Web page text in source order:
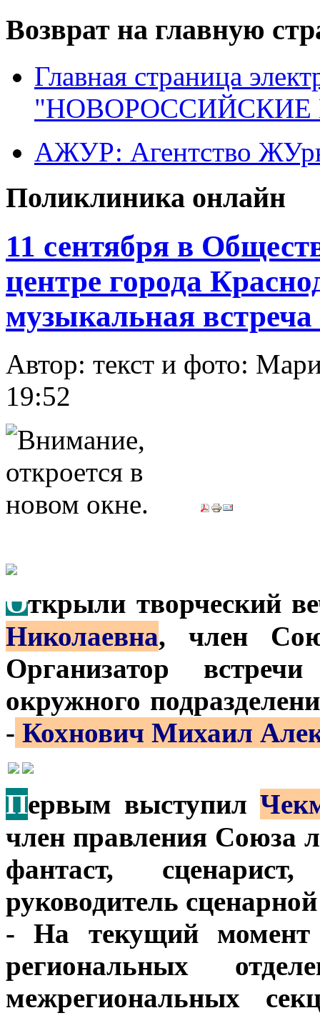
Возврат на главную
Главная страница
"НОВОРОССИЙСКИЕ
АЖУР: Агентство
Поликлиника онлайн
11 сентября в
центре города
музыкальная
Автор: текст и фото:
19:52
Открыли творческий
Николаевна, член
Организатор
окружного
- Кохнович Михаил
Первым выступил
член правления Союза
фантаст,
руководитель
- На текущий
региональных
межрегиональных